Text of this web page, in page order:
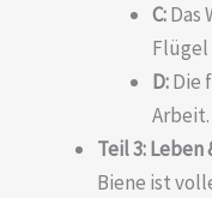
C:Das
Flügel
D:Die
Arbeit.
Teil 3:
Biene ist